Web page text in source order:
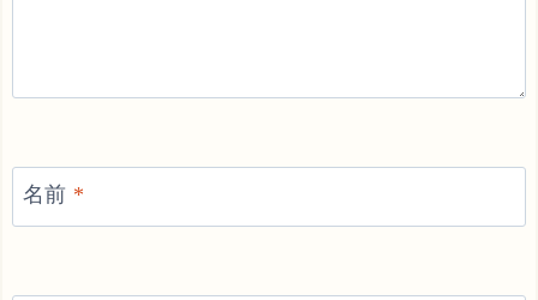
名前 *